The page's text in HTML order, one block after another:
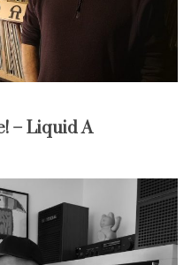
– Liquid A